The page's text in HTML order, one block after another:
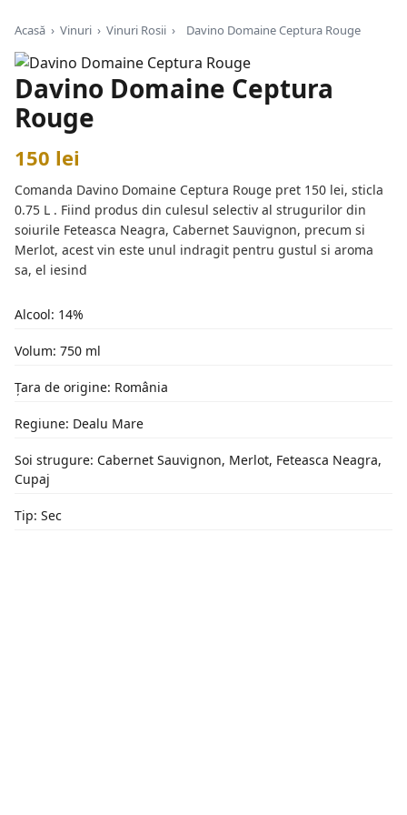
Acasă › Vinuri › Vinuri Rosii › Davino Domaine Ceptura Rouge
Davino Domaine Ceptura
Rouge
150 lei
Comanda Davino Domaine Ceptura Rouge pret 150 lei, sticla
0.75 L . Fiind produs din culesul selectiv al strugurilor din
soiurile Feteasca Neagra, Cabernet Sauvignon, precum si
Merlot, acest vin este unul indragit pentru gustul si aroma
sa, el iesind
Alcool: 14%
Volum: 750 ml
Țara de origine: România
Regiune: Dealu Mare
Soi strugure: Cabernet Sauvignon, Merlot, Feteasca Neagra,
Cupaj
Tip: Sec